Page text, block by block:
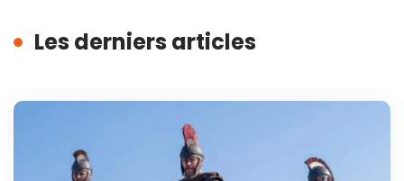
Les derniers articles